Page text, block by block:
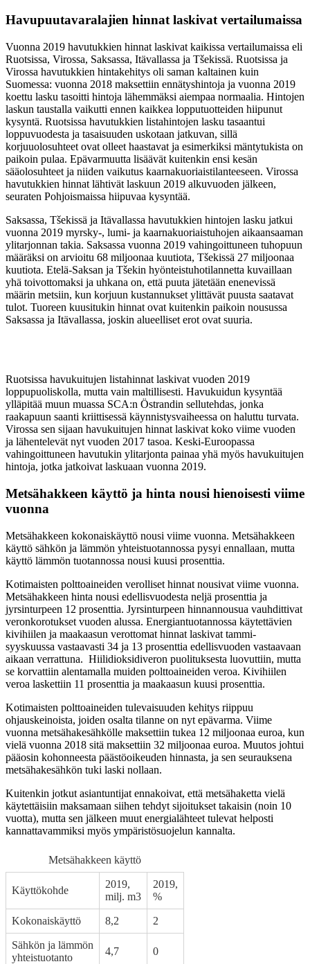
Havupuutavaralajien hinnat laskivat vertailumaissa
Vuonna 2019 havutukkien hinnat laskivat kaikissa vertailumaissa eli
Ruotsissa, Virossa, Saksassa, Itävallassa ja Tšekissä. Ruotsissa ja
Virossa havutukkien hintakehitys oli saman kaltainen kuin
Suomessa: vuonna 2018 maksettiin ennätyshintoja ja vuonna 2019
koettu lasku tasoitti hintoja lähemmäksi aiempaa normaalia. Hintojen
laskun taustalla vaikutti ennen kaikkea lopputuotteiden hiipunut
kysyntä. Ruotsissa havutukkien listahintojen lasku tasaantui
loppuvuodesta ja tasaisuuden uskotaan jatkuvan, sillä
korjuuolosuhteet ovat olleet haastavat ja esimerkiksi mäntytukista on
paikoin pulaa. Epävarmuutta lisäävät kuitenkin ensi kesän
sääolosuhteet ja niiden vaikutus kaarnakuoriaistilanteeseen. Virossa
havutukkien hinnat lähtivät laskuun 2019 alkuvuoden jälkeen,
seuraten Pohjoismaissa hiipuvaa kysyntää.
Saksassa, Tšekissä ja Itävallassa havutukkien hintojen lasku jatkui
vuonna 2019 myrsky-, lumi- ja kaarnakuoriaistuhojen aikaansaaman
ylitarjonnan takia. Saksassa vuonna 2019 vahingoittuneen tuhopuun
määräksi on arvioitu 68 miljoonaa kuutiota, Tšekissä 27 miljoonaa
kuutiota. Etelä-Saksan ja Tšekin hyönteistuhotilannetta kuvaillaan
yhä toivottomaksi ja uhkana on, että puuta jätetään enenevissä
määrin metsiin, kun korjuun kustannukset ylittävät puusta saatavat
tulot. Tuoreen kuusitukin hinnat ovat kuitenkin paikoin nousussa
Saksassa ja Itävallassa, joskin alueelliset erot ovat suuria.
Ruotsissa havukuitujen listahinnat laskivat vuoden 2019
loppupuoliskolla, mutta vain maltillisesti. Havukuidun kysyntää
ylläpitää muun muassa SCA:n Östrandin sellutehdas, jonka
raakapuun saanti kriittisessä käynnistysvaiheessa on haluttu turvata.
Virossa sen sijaan havukuitujen hinnat laskivat koko viime vuoden
ja lähentelevät nyt vuoden 2017 tasoa. Keski-Euroopassa
vahingoittuneen havutukin ylitarjonta painaa yhä myös havukuitujen
hintoja, jotka jatkoivat laskuaan vuonna 2019.
Metsähakkeen käyttö ja hinta nousi hienoisesti viime
vuonna
Metsähakkeen kokonaiskäyttö nousi viime vuonna. Metsähakkeen
käyttö sähkön ja lämmön yhteistuotannossa pysyi ennallaan, mutta
käyttö lämmön tuotannossa nousi kuusi prosenttia.
Kotimaisten polttoaineiden verolliset hinnat nousivat viime vuonna.
Metsähakkeen hinta nousi edellisvuodesta neljä prosenttia ja
jyrsinturpeen 12 prosenttia. Jyrsinturpeen hinnannousua vauhdittivat
veronkorotukset vuoden alussa. Energiantuotannossa käytettävien
kivihiilen ja maakaasun verottomat hinnat laskivat tammi-
syyskuussa vastaavasti 34 ja 13 prosenttia edellisvuoden vastaavaan
aikaan verrattuna. Hiilidioksidiveron puolituksesta luovuttiin, mutta
se korvattiin alentamalla muiden polttoaineiden veroa. Kivihiilen
veroa laskettiin 11 prosenttia ja maakaasun kuusi prosenttia.
Kotimaisten polttoaineiden tulevaisuuden kehitys riippuu
ohjauskeinoista, joiden osalta tilanne on nyt epävarma. Viime
vuonna metsähakesähkölle maksettiin tukea 12 miljoonaa euroa, kun
vielä vuonna 2018 sitä maksettiin 32 miljoonaa euroa. Muutos johtui
pääosin kohonneesta päästöoikeuden hinnasta, ja sen seurauksena
metsähakesähkön tuki laski nollaan.
Kuitenkin jotkut asiantuntijat ennakoivat, että metsähaketta vielä
käytettäisiin maksamaan siihen tehdyt sijoitukset takaisin (noin 10
vuotta), mutta sen jälkeen muut energialähteet tulevat helposti
kannattavammiksi myös ympäristösuojelun kannalta.
Metsähakkeen käyttö
Käyttökohde
2019,
milj. m3
2019,
%
Kokonaiskäyttö 8,2 2
Sähkön ja lämmön
yhteistuotanto
4,7 0